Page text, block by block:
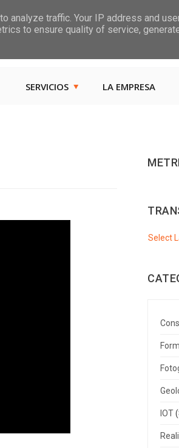
Las, Calle las Jarcias, 4,
SERVICIOS LA EMPRESA
Select
IOT
traffic. Your IP address and
to ensure quality of service,